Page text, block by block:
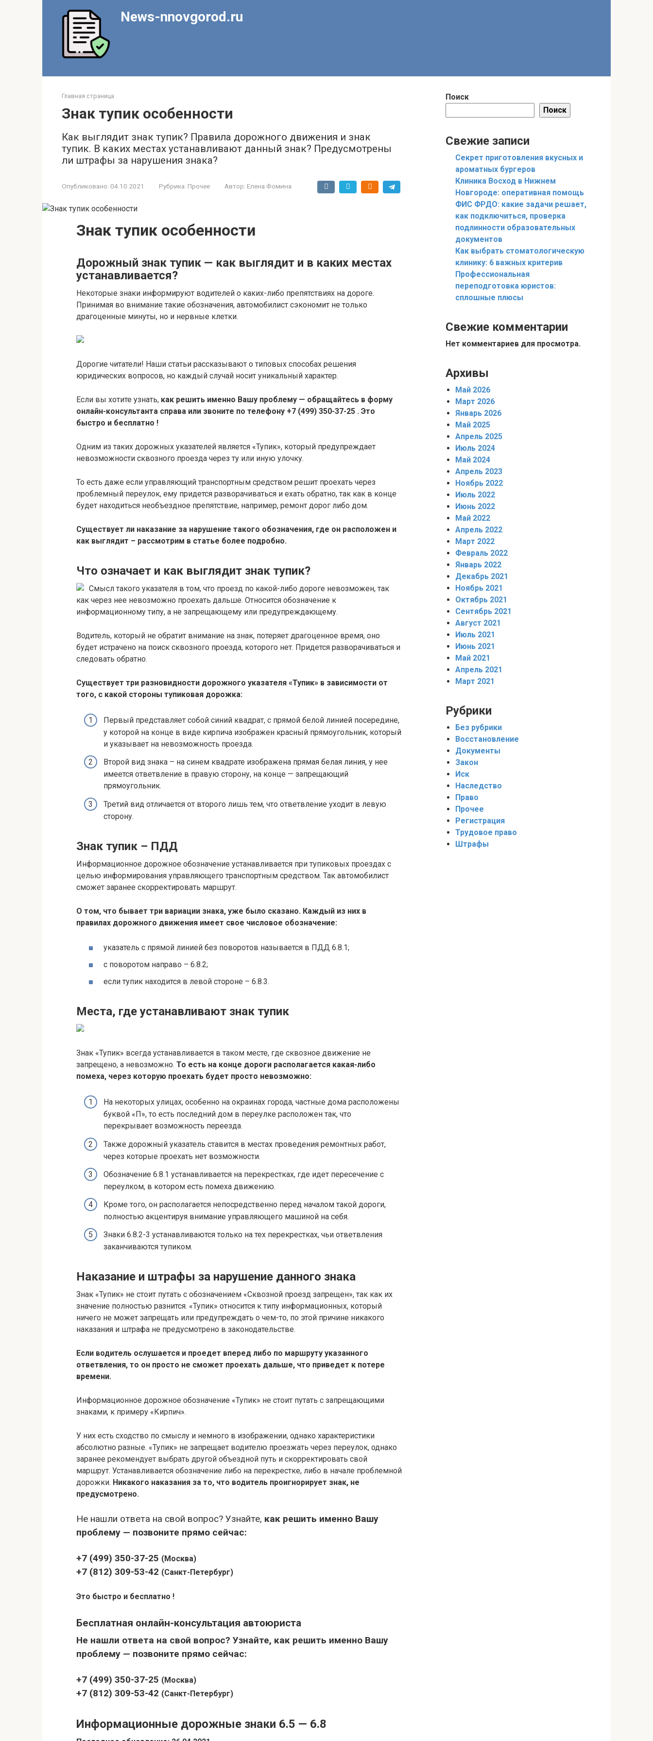
News-nnovgorod.ru
Главная страница
Знак тупик особенности
Как выглядит знак тупик? Правила дорожного движения и знак
тупик. В каких местах устанавливают данный знак? Предусмотрены
ли штрафы за нарушения знака?
Опубликовано: 04.10.2021 Рубрика: Прочее Автор: Елена Фомина
Знак тупик особенности
Дорожный знак тупик — как выглядит и в каких местах
устанавливается?
Некоторые знаки информируют водителей о каких-либо препятствиях на дороге.
Принимая во внимание такие обозначения, автомобилист сэкономит не только
драгоценные минуты, но и нервные клетки.
Дорогие читатели! Наши статьи рассказывают о типовых способах решения
юридических вопросов, но каждый случай носит уникальный характер.
Если вы хотите узнать, как решить именно Вашу проблему — обращайтесь в форму
онлайн-консультанта справа или звоните по телефону +7 (499) 350-37-25 . Это
быстро и бесплатно !
Одним из таких дорожных указателей является «Тупик», который предупреждает
невозможности сквозного проезда через ту или иную улочку.
То есть даже если управляющий транспортным средством решит проехать через
проблемный переулок, ему придется разворачиваться и ехать обратно, так как в конце
будет находиться необъездное препятствие, например, ремонт дорог либо дом.
Существует ли наказание за нарушение такого обозначения, где он расположен и
как выглядит – рассмотрим в статье более подробно.
Что означает и как выглядит знак тупик?
Смысл такого указателя в том, что проезд по какой-либо дороге невозможен, так
как через нее невозможно проехать дальше. Относится обозначение к
информационному типу, а не запрещающему или предупреждающему.
Водитель, который не обратит внимание на знак, потеряет драгоценное время, оно
будет истрачено на поиск сквозного проезда, которого нет. Придется разворачиваться и
следовать обратно.
Существует три разновидности дорожного указателя «Тупик» в зависимости от
того, с какой стороны тупиковая дорожка:
Первый представляет собой синий квадрат, с прямой белой линией посередине,
у которой на конце в виде кирпича изображен красный прямоугольник, который
и указывает на невозможность проезда.
Второй вид знака – на синем квадрате изображена прямая белая линия, у нее
имеется ответвление в правую сторону, на конце — запрещающий
прямоугольник.
Третий вид отличается от второго лишь тем, что ответвление уходит в левую
сторону.
Знак тупик – ПДД
Информационное дорожное обозначение устанавливается при тупиковых проездах с
целью информирования управляющего транспортным средством. Так автомобилист
сможет заранее скорректировать маршрут.
О том, что бывает три вариации знака, уже было сказано. Каждый из них в
правилах дорожного движения имеет свое числовое обозначение:
указатель с прямой линией без поворотов называется в ПДД 6.8.1;
с поворотом направо – 6.8.2;
если тупик находится в левой стороне – 6.8.3.
Места, где устанавливают знак тупик
Знак «Тупик» всегда устанавливается в таком месте, где сквозное движение не
запрещено, а невозможно. То есть на конце дороги располагается какая-либо
помеха, через которую проехать будет просто невозможно:
На некоторых улицах, особенно на окраинах города, частные дома расположены
буквой «П», то есть последний дом в переулке расположен так, что
перекрывает возможность переезда.
Также дорожный указатель ставится в местах проведения ремонтных работ,
через которые проехать нет возможности.
Обозначение 6.8.1 устанавливается на перекрестках, где идет пересечение с
переулком, в котором есть помеха движению.
Кроме того, он располагается непосредственно перед началом такой дороги,
полностью акцентируя внимание управляющего машиной на себя.
Знаки 6.8.2-3 устанавливаются только на тех перекрестках, чьи ответвления
заканчиваются тупиком.
Наказание и штрафы за нарушение данного знака
Знак «Тупик» не стоит путать с обозначением «Сквозной проезд запрещен», так как их
значение полностью разнится. «Тупик» относится к типу информационных, который
ничего не может запрещать или предупреждать о чем-то, по этой причине никакого
наказания и штрафа не предусмотрено в законодательстве.
Если водитель ослушается и проедет вперед либо по маршруту указанного
ответвления, то он просто не сможет проехать дальше, что приведет к потере
времени.
Информационное дорожное обозначение «Тупик» не стоит путать с запрещающими
знаками, к примеру «Кирпич».
У них есть сходство по смыслу и немного в изображении, однако характеристики
абсолютно разные. «Тупик» не запрещает водителю проезжать через переулок, однако
заранее рекомендует выбрать другой объездной путь и скорректировать свой
маршрут. Устанавливается обозначение либо на перекрестке, либо в начале проблемной
дорожки. Никакого наказания за то, что водитель проигнорирует знак, не
предусмотрено.
Не нашли ответа на свой вопрос? Узнайте, как решить именно Вашу
проблему — позвоните прямо сейчас:
+7 (499) 350-37-25 (Москва)
+7 (812) 309-53-42 (Санкт-Петербург)
Это быстро и бесплатно !
Бесплатная онлайн-консультация автоюриста
Не нашли ответа на свой вопрос? Узнайте, как решить именно Вашу
проблему — позвоните прямо сейчас:
+7 (499) 350-37-25 (Москва)
+7 (812) 309-53-42 (Санкт-Петербург)
Информационные дорожные знаки 6.5 — 6.8
Поиск
Поиск
Свежие записи
Секрет приготовления вкусных и
ароматных бургеров
Клиника Восход в Нижнем
Новгороде: оперативная помощь
ФИС ФРДО: какие задачи решает,
как подключиться, проверка
подлинности образовательных
документов
Как выбрать стоматологическую
клинику: 6 важных критерив
Профессиональная
переподготовка юристов:
сплошные плюсы
Свежие комментарии
Нет комментариев для просмотра.
Архивы
Май 2026
Март 2026
Январь 2026
Май 2025
Апрель 2025
Июль 2024
Май 2024
Апрель 2023
Ноябрь 2022
Июль 2022
Июнь 2022
Май 2022
Апрель 2022
Март 2022
Февраль 2022
Январь 2022
Декабрь 2021
Ноябрь 2021
Октябрь 2021
Сентябрь 2021
Август 2021
Июль 2021
Июнь 2021
Май 2021
Апрель 2021
Март 2021
Рубрики
Без рубрики
Восстановление
Документы
Закон
Иск
Наследство
Право
Прочее
Регистрация
Трудовое право
Штрафы